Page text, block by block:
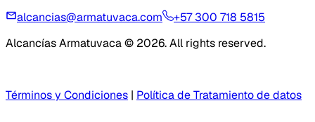
alcancias@armatuvaca.com
+57 300 718 5815
Alcancías Armatuvaca © 2026. All rights reserved.
Términos y Condiciones | Política de Tratamiento de datos